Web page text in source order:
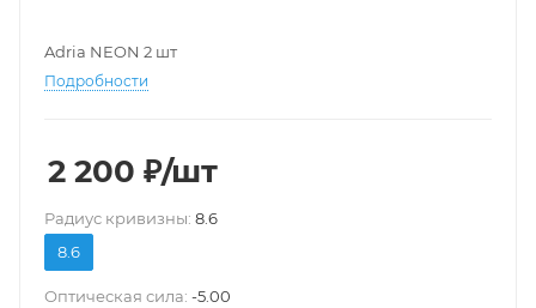
Adria NEON 2 шт
Подробности
2 200 ₽/шт
Pадиус кривизны: 8.6
8.6
Оптическая сила: -5.00